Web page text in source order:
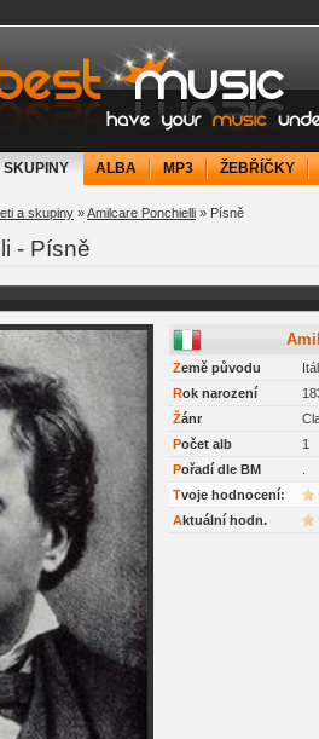
- Have your music under
SKUPINY ALBA MP3 ŽEBŘÍČKY
a skupiny »Amilcare Ponchielli » Písně
- Písně
Země původu
Rok narození
Žánr
Počet alb
1
Pořadí dle BM
Tvoje hodnocení:
Aktuální hodn.